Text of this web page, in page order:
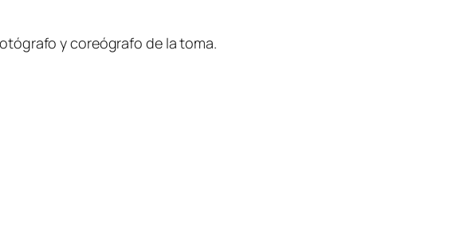
y coreógrafo de la toma.